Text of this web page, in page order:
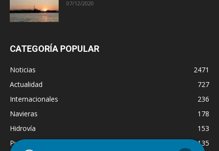
07/12/2020
CATEGORÍA POPULAR
Noticias
2471
Actualidad
727
Internacionales
236
Navieras
178
Hidrovía
153
Puertos
135